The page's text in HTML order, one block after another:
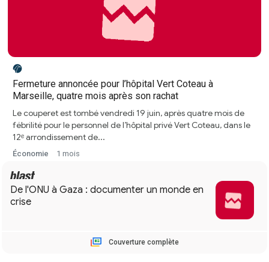
Fermeture annoncée pour l’hôpital Vert Coteau à
Marseille, quatre mois après son rachat
Le couperet est tombé vendredi 19 juin, après quatre mois de
fébrilité pour le personnel de l’hôpital privé Vert Coteau, dans le
12ᵉ arrondissement de...
Économie 1 mois
Couverture complète